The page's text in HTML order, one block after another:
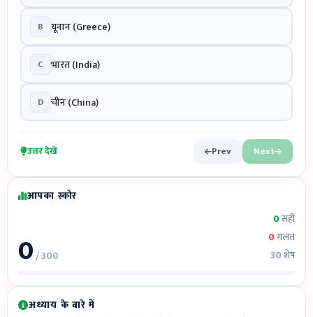
B यूनान (Greece)
C भारत (India)
D चीन (China)
उत्तर देखें Prev Next
आपका स्कोर
0/ 300
0सही
0गलत
30शेष
अध्याय के बारे में